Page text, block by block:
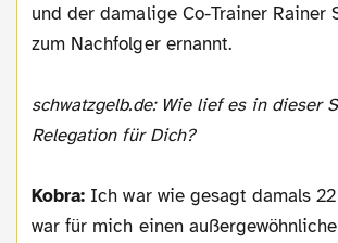
und der damalige Co-Trainer Rainer
zum Nachfolger ernannt.
schwatzgelb.de: Wie lief es in dieser
Relegation für Dich?
Kobra: Ich war wie gesagt damals
war für mich einen